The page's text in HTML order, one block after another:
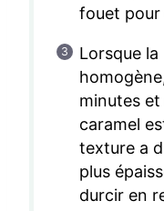
fouet pour
Lorsque
minutes
caramel
texture a
plus
durcir en